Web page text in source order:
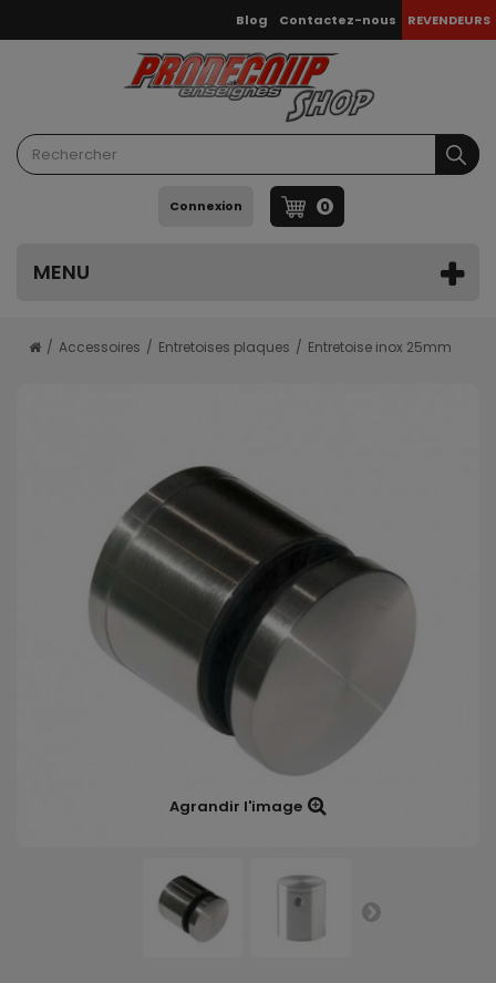
Blog Contactez-nous REVENDEURS
Connexion 0
MENU
Accessoires Entretoises plaques Entretoise inox 25mm
Agrandir l'image